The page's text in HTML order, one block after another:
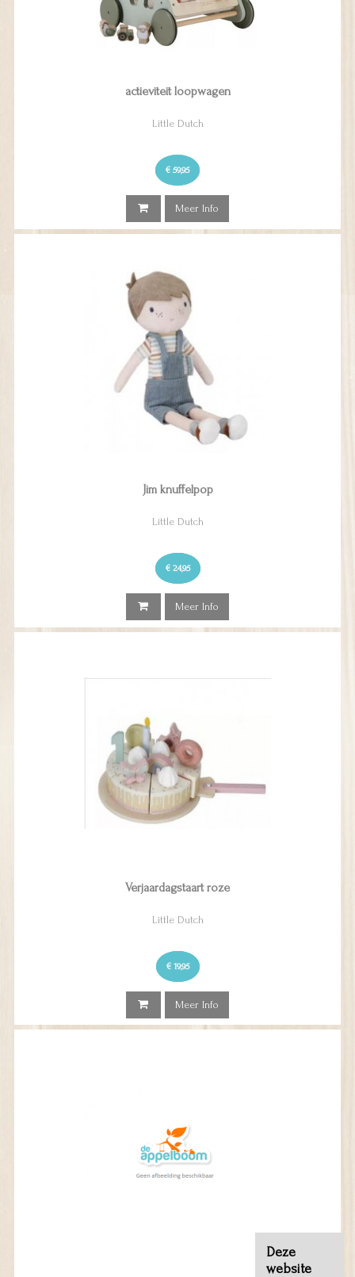
actieviteit loopwagen
Little Dutch
€ 59,95
Meer Info
Jim knuffelpop
Little Dutch
€ 24,95
Meer Info
Verjaardagstaart roze
Little Dutch
€ 19,95
Meer Info
Deze
website